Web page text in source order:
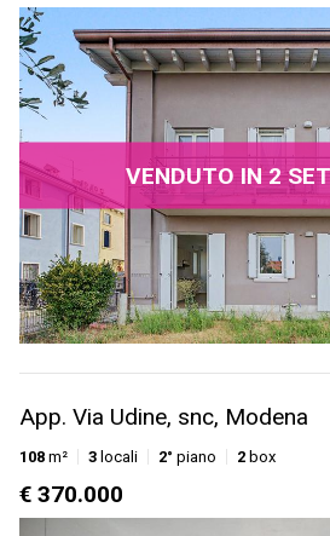
VENDUTO IN 2
App. Via Udine, snc, Modena
108 m² 3 locali 2° piano 2 box
€ 370.000